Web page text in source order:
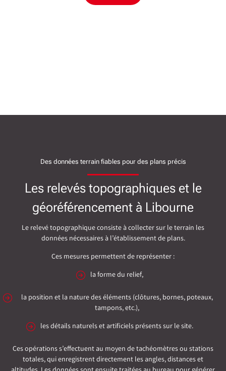
Des données terrain fiables pour des plans précis
Les relevés topographiques et le
géoréférencement à Libourne
Le relevé topographique consiste à collecter sur le terrain les
données nécessaires à l’établissement de plans.
Ces mesures permettent de représenter :
la forme du relief,
la position et la nature des éléments (clôtures, bornes, poteaux,
tampons, etc.),
les détails naturels et artificiels présents sur le site.
Ces opérations s’effectuent au moyen de tachéomètres ou stations
totales, qui enregistrent directement les angles, distances et